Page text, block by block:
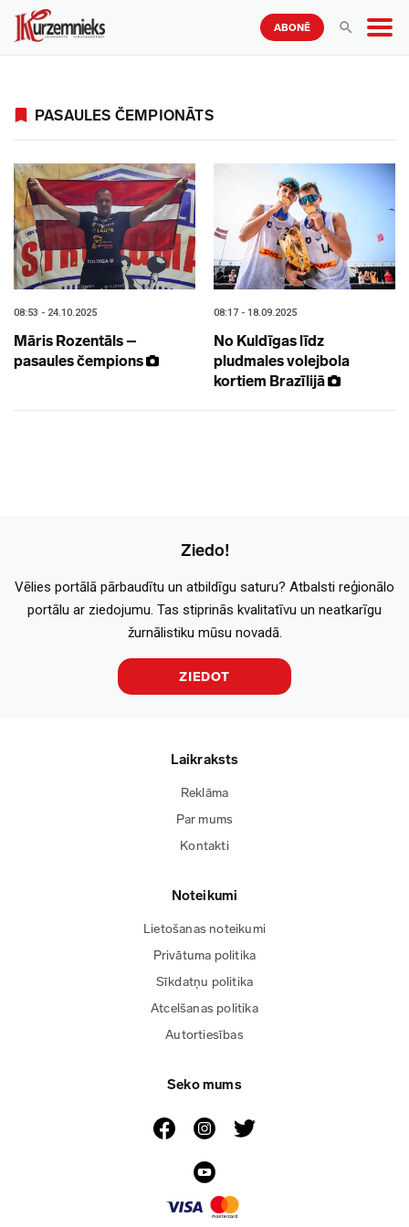
ABONĒ
PASAULES ČEMPIONĀTS
08:53 - 24.10.2025
Māris Rozentāls –
pasaules čempions
08:17 - 18.09.2025
No Kuldīgas līdz
pludmales volejbola
kortiem Brazīlijā
Ziedo!
Vēlies portālā pārbaudītu un atbildīgu saturu? Atbalsti reģionālo
portālu ar ziedojumu. Tas stiprinās kvalitatīvu un neatkarīgu
žurnālistiku mūsu novadā.
ZIEDOT
Laikraksts
Reklāma
Par mums
Kontakti
Noteikumi
Lietošanas noteikumi
Privātuma politika
Sīkdatņu politika
Atcelšanas politika
Autortiesības
Seko mums